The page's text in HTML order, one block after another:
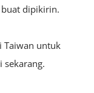
dipikirin.
Taiwan untuk
sekarang.